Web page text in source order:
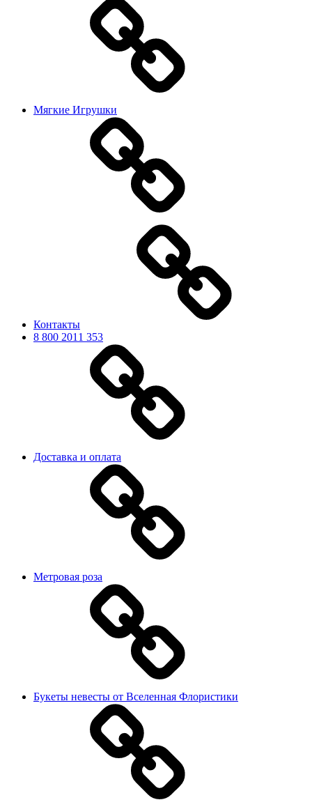
Мягкие Игрушки
Контакты
8 800 2011 353
Доставка и оплата
Метровая роза
Букеты невесты от Вселенная Флористики